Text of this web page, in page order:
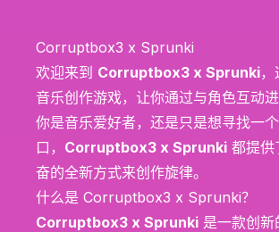
Corruptbox3 x Sprunki
欢迎来到 Corruptbox3 x Sprunki，
音乐创作游戏，让你通过与角色互动
你是音乐爱好者，还是只是想寻找一
口， Corruptbox3 x Sprunki 都提供
奋的全新方式来创作旋律。
什么是 Corruptbox3 x Sprunki？
Corruptbox3 x Sprunki 是一款创